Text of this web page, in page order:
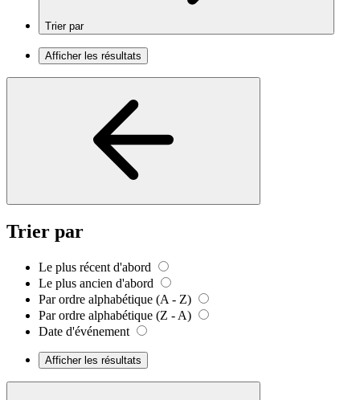
Trier par
Afficher les résultats
Trier par
Le plus récent d'abord
Le plus ancien d'abord
Par ordre alphabétique (A - Z)
Par ordre alphabétique (Z - A)
Date d'événement
Afficher les résultats